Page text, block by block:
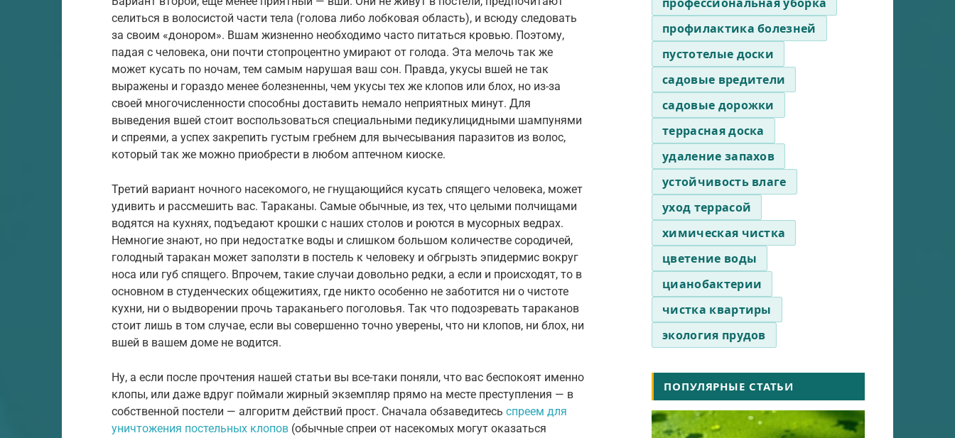
селиться в волосистой части тела (голова либо лобковая область), и всюду следовать
за своим «донором». Вшам жизненно необходимо часто питаться кровью. Поэтому,
падая с человека, они почти стопроцентно умирают от голода. Эта мелочь так же
может кусать по ночам, тем самым нарушая ваш сон. Правда, укусы вшей не так
выражены и гораздо менее болезненны, чем укусы тех же клопов или блох, но из-за
своей многочисленности способны доставить немало неприятных минут. Для
выведения вшей стоит воспользоваться специальными педикулицидными шампунями
и спреями, а успех закрепить густым гребнем для вычесывания паразитов из волос,
который так же можно приобрести в любом аптечном киоске.
Третий вариант ночного насекомого, не гнущающийся кусать спящего человека, может
удивить и рассмешить вас. Тараканы. Самые обычные, из тех, что целыми полчищами
водятся на кухнях, подъедают крошки с наших столов и роются в мусорных ведрах.
Немногие знают, но при недостатке воды и слишком большом количестве сородичей,
голодный таракан может заползти в постель к человеку и обгрызть эпидермис вокруг
носа или губ спящего. Впрочем, такие случаи довольно редки, а если и происходят, то в
основном в студенческих общежитиях, где никто особенно не заботится ни о чистоте
кухни, ни о выдворении прочь тараканьего поголовья. Так что подозревать тараканов
стоит лишь в том случае, если вы совершенно точно уверены, что ни клопов, ни блох, ни
вшей в вашем доме не водится.
Ну, а если после прочтения нашей статьи вы все-таки поняли, что вас беспокоят именно
клопы, или даже вдруг поймали жирный экземпляр прямо на месте преступления — в
собственной постели — алгоритм действий прост. Сначала обзаведитесь спреем для
уничтожения постельных клопов (обычные спреи от насекомых могут оказаться
профилактика болезней
пустотелые доски
садовые вредители
садовые дорожки
террасная доска
удаление запахов
устойчивость влаге
уход террасой
химическая чистка
цветение воды
цианобактерии
чистка квартиры
экология прудов
ПОПУЛЯРНЫЕ СТАТЬИ